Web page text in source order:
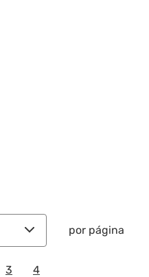
por página
3 4